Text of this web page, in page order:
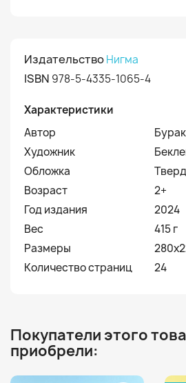
ИздательствоНигма
ISBN 978-5-4335-1065-4
Характеристики
Автор
Художник
Обложка
Возраст
2+
Год издания
2024
Вес
415 г
Размеры
Количество страниц
24
Покупатели этого
приобрели: